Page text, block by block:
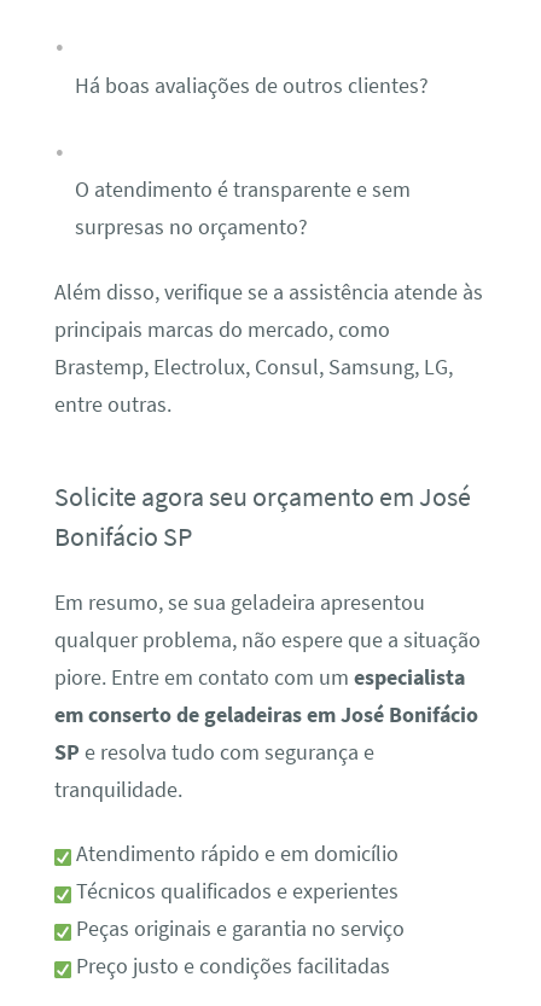
Há boas avaliações de outros clientes?
O atendimento é transparente e sem
surpresas no orçamento?
Além disso, verifique se a assistência atende às
principais marcas do mercado, como
Brastemp, Electrolux, Consul, Samsung, LG,
entre outras.
Solicite agora seu orçamento em José
Bonifácio SP
Em resumo, se sua geladeira apresentou
qualquer problema, não espere que a situação
piore. Entre em contato com um especialista
em conserto de geladeiras em José Bonifácio
SP e resolva tudo com segurança e
tranquilidade.
Atendimento rápido e em domicílio
Técnicos qualificados e experientes
Peças originais e garantia no serviço
Preço justo e condições facilitadas